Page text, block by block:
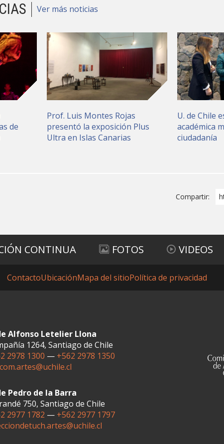
Ver más noticias
de
Prof. Luis Montes Rojas
presentó la exposición Plus
Ultra en Islas Canarias
U. de Chile
académica
ciudadanía
Compartir:
CONTINUA FOTOS VIDEOS
ContactoUbicaciónMapa del sitioPolítica de privacidad
Alfonso Letelier Llona
1264, Santiago de Chile
2978 1300 — +562 2978 1350
Pedro de la Barra
750, Santiago de Chile
2977 1782 — +562 2977 1797